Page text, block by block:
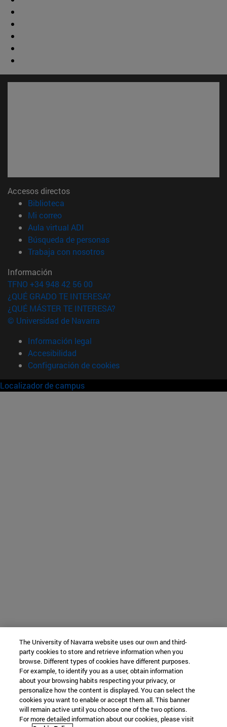
Accesos directos
Biblioteca
Mi correo(abre en nueva ventana)
Aula virtual ADI
Búsqueda de personas(abre en nueva ventana)
Trabaja con nosotros(abre en nueva ventana)
Información
TFNO +34 948 42 56 00
¿QUÉ GRADO TE INTERESA?
¿QUÉ MÁSTER TE INTERESA?
© Universidad de Navarra
Información legal
Accesibilidad
Configuración de cookies
Localizador de campus
The University of Navarra website uses our own and third-
party cookies to store and retrieve information when you
browse. Different types of cookies have different purposes.
For example, to identify you as a user, obtain information
about your browsing habits respecting your privacy, or
personalize how the content is displayed. You can select the
cookies you want to enable or accept them all. This banner
will remain active until you choose one of the two options.
For more detailed information about our cookies, please visit